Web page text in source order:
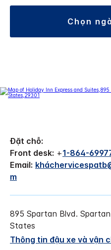
chọn
Đặt chỗ:
Front desk: +1-864-
Email:
m
895 Spartan Blvd.
States
Thông tin đậu xe và vận